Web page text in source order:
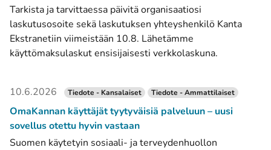
Tarkista ja tarvittaessa päivitä organisaatiosi
laskutusosoite sekä laskutuksen yhteyshenkilö Kanta
Ekstranetiin viimeistään 10.8. Lähetämme
käyttömaksulaskut ensisijaisesti verkkolaskuna.
10.6.2026 Tiedote - Kansalaiset Tiedote - Ammattilaiset
OmaKannan käyttäjät tyytyväisiä palveluun – uusi
sovellus otettu hyvin vastaan
Suomen käytetyin sosiaali- ja terveydenhuollon